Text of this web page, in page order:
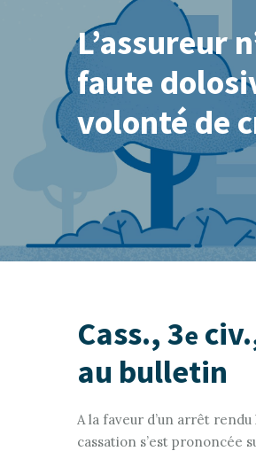
L’assureur
faute
volonté de
Cass., 3e
au bulletin
A la faveur d’un arrêt
cassation s’est prononcée